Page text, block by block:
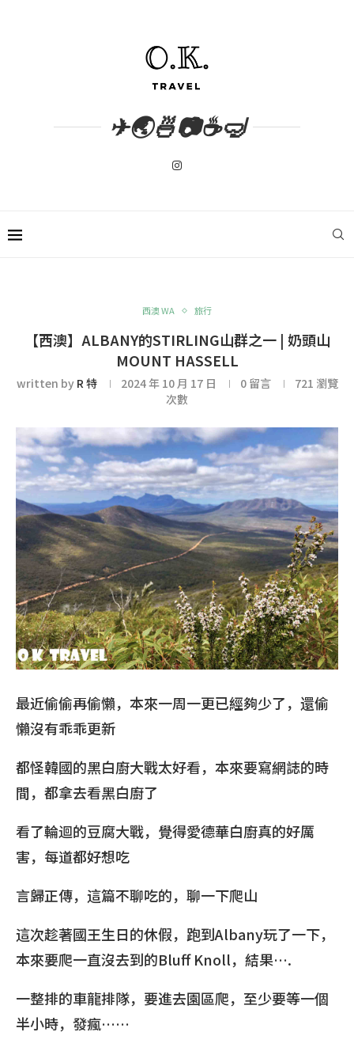
✈🌏🍜📷☕🤿
西澳 WA 旅行
【西澳】ALBANY的STIRLING山群之一 | 奶頭山
MOUNT HASSELL
written by R 特 2024 年 10 月 17 日 0 留言 721 瀏覽
次數
最近偷偷再偷懶，本來一周一更已經夠少了，還偷
懶沒有乖乖更新
都怪韓國的黑白廚大戰太好看，本來要寫網誌的時
間，都拿去看黑白廚了
看了輪迴的豆腐大戰，覺得愛德華白廚真的好厲
害，每道都好想吃
言歸正傳，這篇不聊吃的，聊一下爬山
這次趁著國王生日的休假，跑到Albany玩了一下，
本來要爬一直沒去到的Bluff Knoll，結果….
一整排的車龍排隊，要進去園區爬，至少要等一個
半小時，發瘋……